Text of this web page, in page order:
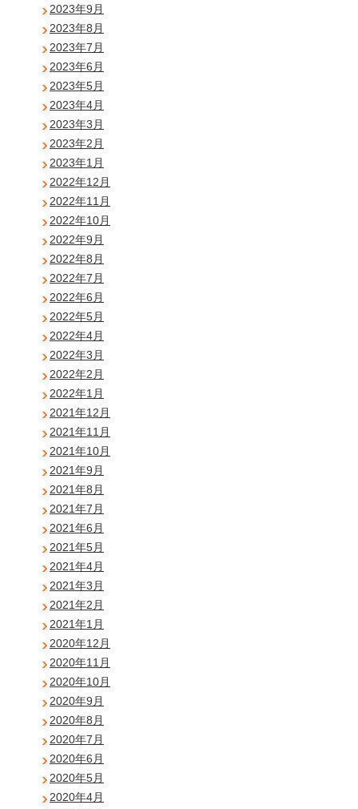
2023年9月
2023年8月
2023年7月
2023年6月
2023年5月
2023年4月
2023年3月
2023年2月
2023年1月
2022年12月
2022年11月
2022年10月
2022年9月
2022年8月
2022年7月
2022年6月
2022年5月
2022年4月
2022年3月
2022年2月
2022年1月
2021年12月
2021年11月
2021年10月
2021年9月
2021年8月
2021年7月
2021年6月
2021年5月
2021年4月
2021年3月
2021年2月
2021年1月
2020年12月
2020年11月
2020年10月
2020年9月
2020年8月
2020年7月
2020年6月
2020年5月
2020年4月